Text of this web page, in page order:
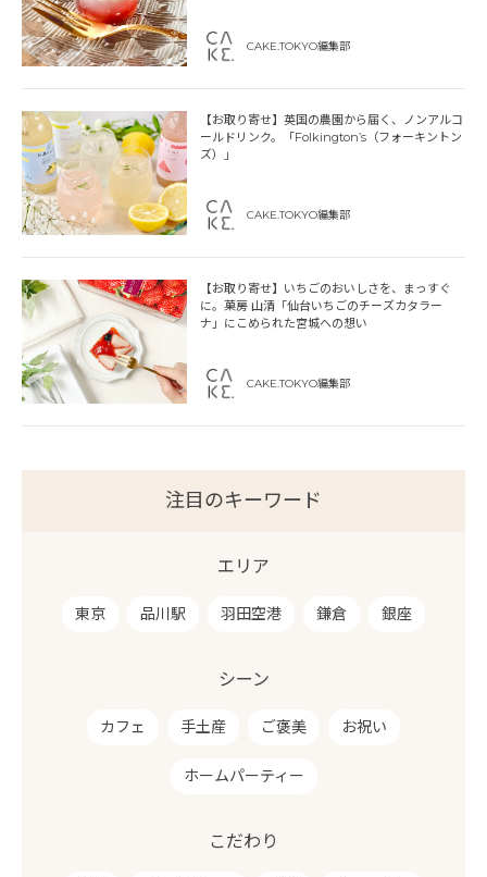
CAKE.TOKYO編集部
【お取り寄せ】英国の農園から届く、ノンアルコ
ールドリンク。「Folkington’s（フォーキントン
ズ）」
CAKE.TOKYO編集部
【お取り寄せ】いちごのおいしさを、まっすぐ
に。菓房 山清「仙台いちごのチーズカタラー
ナ」にこめられた宮城への想い
CAKE.TOKYO編集部
注目のキーワード
エリア
東京 品川駅 羽田空港 鎌倉 銀座
シーン
カフェ 手土産 ご褒美 お祝い
ホームパーティー
こだわり